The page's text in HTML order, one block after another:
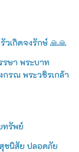
เกิดจงรักษ์ 🙏🙏
รษา พระบาท
กรณ พระวชิรเกล้า
ทรัพย์
ขนิสัย ปลอดภัย